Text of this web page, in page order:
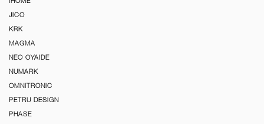
JICO
KRK
MAGMA
NEO OYAIDE
NUMARK
OMNITRONIC
PETRU DESIGN
PHASE